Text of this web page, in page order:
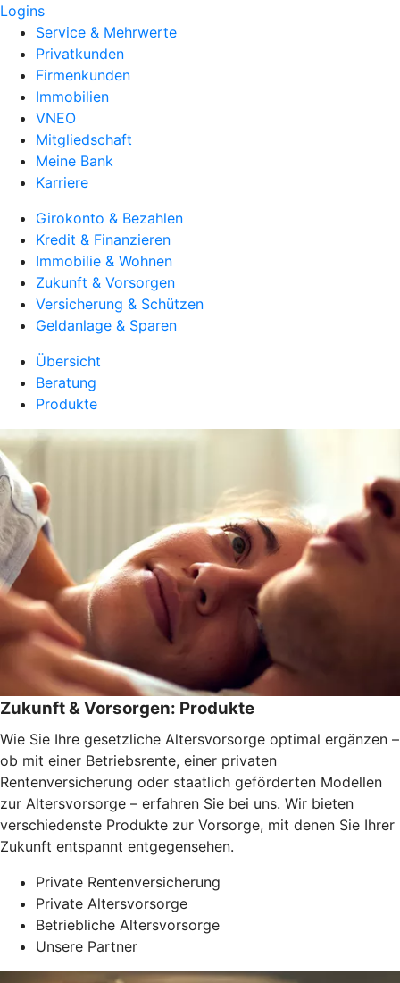
Logins
Service & Mehrwerte
Privatkunden
Firmenkunden
Immobilien
VNEO
Mitgliedschaft
Meine Bank
Karriere
Girokonto & Bezahlen
Kredit & Finanzieren
Immobilie & Wohnen
Zukunft & Vorsorgen
Versicherung & Schützen
Geldanlage & Sparen
Übersicht
Beratung
Produkte
Zukunft & Vorsorgen: Produkte
Wie Sie Ihre gesetzliche Altersvorsorge optimal ergänzen –
ob mit einer Betriebsrente, einer privaten
Rentenversicherung oder staatlich geförderten Modellen
zur Altersvorsorge – erfahren Sie bei uns. Wir bieten
verschiedenste Produkte zur Vorsorge, mit denen Sie Ihrer
Zukunft entspannt entgegensehen.
Private Rentenversicherung
Private Altersvorsorge
Betriebliche Altersvorsorge
Unsere Partner